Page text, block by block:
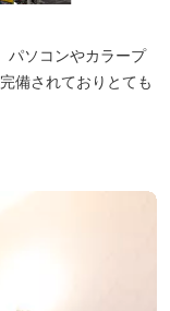
パソコンやカラープ
備されておりとても